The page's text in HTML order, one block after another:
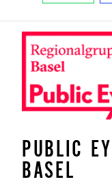
PUBLIC
BASEL